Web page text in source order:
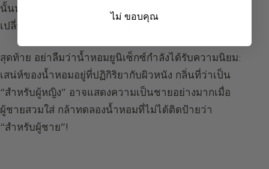
นั้นหลายชั่วโมง (หรือข้ามคืน) เพื่อประเมินความ
เปลี่ยนแปลงและความเหมาะสมกับผิวของท่าน
สุดท้าย อย่าลืมว่าน้ำหอมยูนิเซ็กซ์กำลังได้รับความนิยม:
เสน่ห์ของน้ำหอมอยู่ที่ปฏิกิริยากับผิวหนัง กลิ่นที่ว่าเป็น
“สำหรับผู้หญิง” อาจแสดงความเป็นชายอย่างมากเมื่อ
ผู้ชายสวมใส่ กล้าทดลองน้ำหอมที่ไม่ได้ติดป้ายว่า
“สำหรับผู้ชาย”!
ไม่ ขอบคุณ